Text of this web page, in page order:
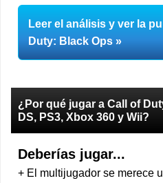
Leer el análisis y ver la
Duty: Black Ops
¿Por qué jugar a Call of
DS, PS3, Xbox 360 y Wii?
Deberías jugar...
+ El multijugador se merece